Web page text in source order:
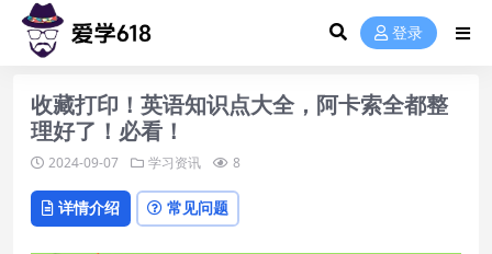
登录
收藏打印！英语知识点大全，阿卡索全都整
理好了！必看！
2024-09-07 学习资讯 8
详情介绍 常见问题